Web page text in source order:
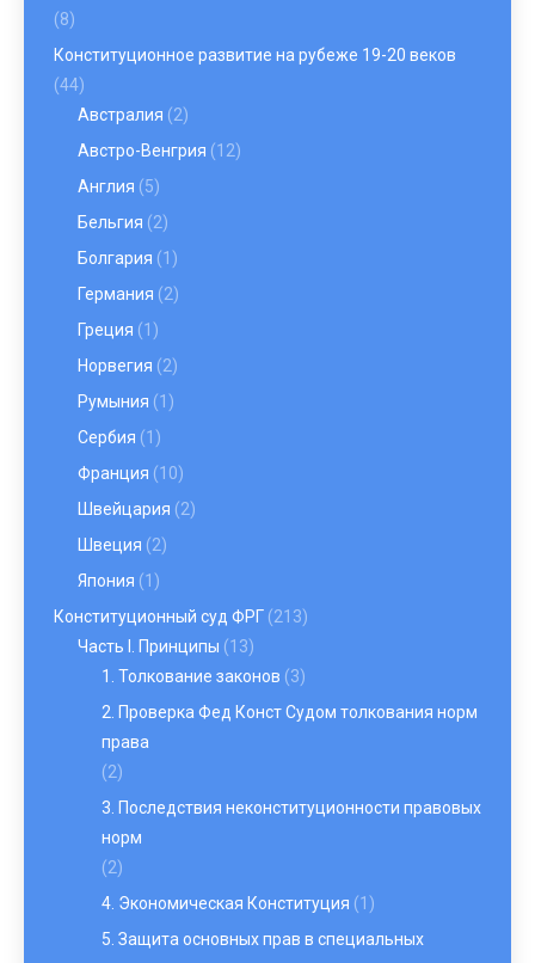
(8)
Конституционное развитие на рубеже 19-20 веков
(44)
Австралия (2)
Австро-Венгрия (12)
Англия (5)
Бельгия (2)
Болгария (1)
Германия (2)
Греция (1)
Норвегия (2)
Румыния (1)
Сербия (1)
Франция (10)
Швейцария (2)
Швеция (2)
Япония (1)
Конституционный суд ФРГ (213)
Часть I. Принципы (13)
1. Толкование законов (3)
2. Проверка Фед Конст Судом толкования норм
права
(2)
3. Последствия неконституционности правовых
норм
(2)
4. Экономическая Конституция (1)
5. Защита основных прав в специальных